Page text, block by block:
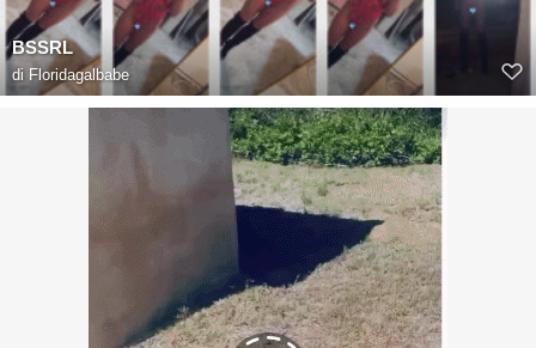
BSSRL
di Floridagalbabe